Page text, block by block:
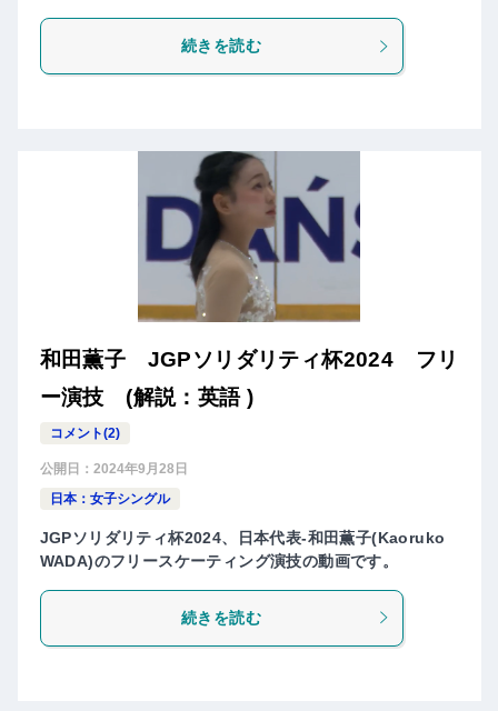
続きを読む
和田薫子 JGPソリダリティ杯2024 フリ
ー演技 (解説：英語 )
コメント(2)
公開日： 2024年9月28日
日本：女子シングル
JGPソリダリティ杯2024、日本代表-和田薫子(Kaoruko
WADA)のフリースケーティング演技の動画です。
続きを読む